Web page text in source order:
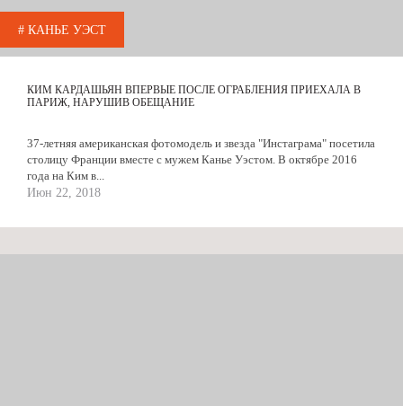
# КАНЬЕ УЭСТ
КИМ КАРДАШЬЯН ВПЕРВЫЕ ПОСЛЕ ОГРАБЛЕНИЯ ПРИЕХАЛА В
ПАРИЖ, НАРУШИВ ОБЕЩАНИЕ
37-летняя американская фотомодель и звезда "Инстаграма" посетила
столицу Франции вместе с мужем Канье Уэстом. В октябре 2016
года на Ким в...
Июн 22, 2018